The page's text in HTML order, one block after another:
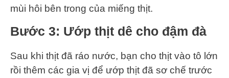
mùi hôi bên trong của miếng thịt.
Bước 3: Ướp thịt dê cho đậm đà
Sau khi thịt đã ráo nước, bạn cho thịt vào tô lớn
rồi thêm các gia vị để ướp thịt đã sơ chế trước